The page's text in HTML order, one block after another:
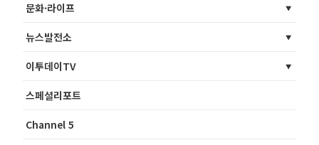
문화·라이프
뉴스발전소
이투데이TV
스페셜리포트
Channel 5